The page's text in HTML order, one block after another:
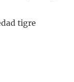
tigre